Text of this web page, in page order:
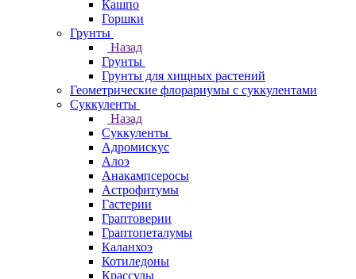
Кашпо
Горшки
Грунты
Назад
Грунты
Грунты для хищных растений
Геометрические флорариумы с суккулентами
Суккуленты
Назад
Суккуленты
Адромискус
Алоэ
Анакампсеросы
Астрофитумы
Гастерии
Граптоверии
Граптопеталумы
Каланхоэ
Котиледоны
Крассулы